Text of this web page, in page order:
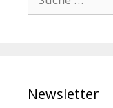
a
Newsletter